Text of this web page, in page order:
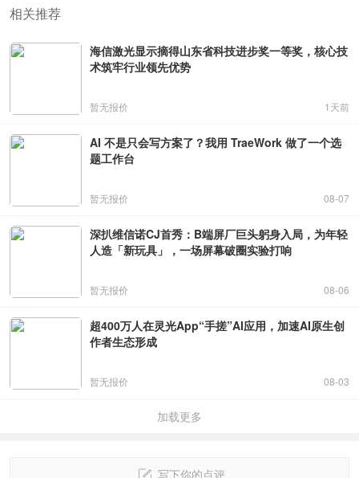
相关推荐
海信激光显示摘得山东省科技进步奖一等奖，核心技
术筑牢行业领先优势
暂无报价 1天前
AI 不是只会写方案了？我用 TraeWork 做了一个选
题工作台
暂无报价 08-07
深扒维信诺CJ首秀：B端屏厂巨头躬身入局，为年轻
人造「新玩具」，一场屏幕破圈实验打响
暂无报价 08-06
超400万人在灵光App“手搓”AI应用，加速AI原生创
作者生态形成
暂无报价 08-03
加载更多
写下你的点评